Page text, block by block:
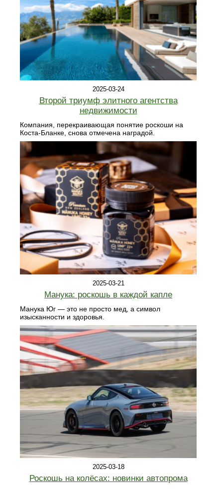
2025-03-24
Второй триумф элитного агентства
недвижимости
Компания, перекраивающая понятие роскоши на
Коста-Бланке, снова отмечена наградой.
2025-03-21
Манука: роскошь в каждой капле
Манука Юг — это не просто мед, а символ
изысканности и здоровья.
2025-03-18
Роскошь на колёсах: новинки автопрома